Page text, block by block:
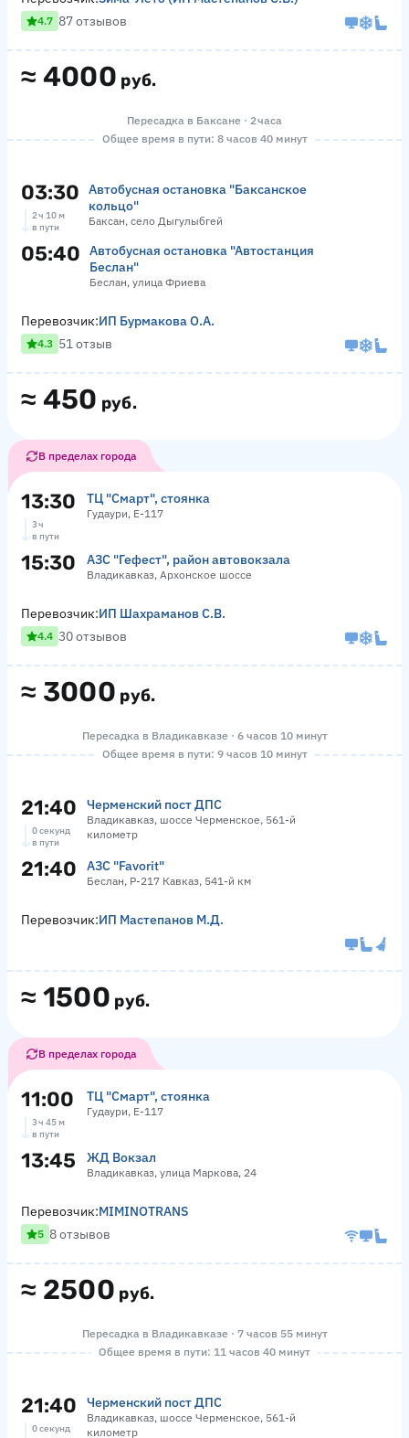
≈ 4000 руб.
4.7 87 отзывов
Пересадка в Баксане · 2 часа
Общее время в пути: 8 часов 40 минут
03:30
Автобусная остановка "Баксанское
кольцо"
Баксан, село Дыгулыбгей
2 ч 10 м
в пути
05:40
Автобусная остановка "Автостанция
Беслан"
Беслан, улица Фриева
≈ 450 руб.
Перевозчик:ИП Бурмакова О.А.
4.3 51 отзыв
В пределах города
13:30 ТЦ "Смарт", стоянка
Гудаури, Е-117
3 ч
в пути
15:30 АЗС "Гефест", район автовокзала
Владикавказ, Архонское шоссе
≈ 3000 руб.
Перевозчик:ИП Шахраманов С.В.
4.4 30 отзывов
Пересадка в Владикавказе · 6 часов 10 минут
Общее время в пути: 9 часов 10 минут
21:40 Черменский пост ДПС
Владикавказ, шоссе Черменское, 561-й
километр
0 секунд
в пути
21:40 АЗС "Favorit"
Беслан, Р-217 Кавказ, 541-й км
≈ 1500 руб.
Перевозчик:ИП Мастепанов М.Д.
В пределах города
11:00 ТЦ "Смарт", стоянка
Гудаури, Е-117
3 ч 45 м
в пути
13:45 ЖД Вокзал
Владикавказ, улица Маркова, 24
≈ 2500 руб.
Перевозчик:MIMINOTRANS
5 8 отзывов
Пересадка в Владикавказе · 7 часов 55 минут
Общее время в пути: 11 часов 40 минут
21:40 Черменский пост ДПС
Владикавказ, шоссе Черменское, 561-й
километр
0 секунд